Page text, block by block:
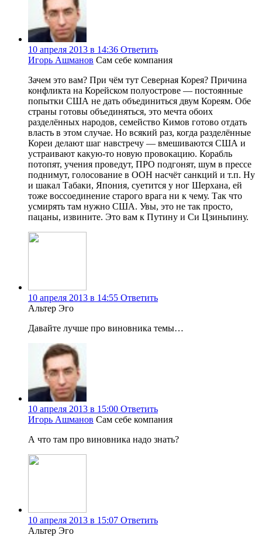
10 апреля 2013 в 14:36 Ответить
Игорь Ашманов Сам себе компания
Зачем это вам? При чём тут Северная Корея? Причина
конфликта на Корейском полуострове — постоянные
попытки США не дать объединиться двум Кореям. Обе
страны готовы объединяться, это мечта обоих
разделённых народов, семейство Кимов готово отдать
власть в этом случае. Но всякий раз, когда разделённые
Кореи делают шаг навстречу — вмешиваются США и
устраивают какую-то новую провокацию. Корабль
потопят, учения проведут, ПРО подгонят, шум в прессе
поднимут, голосование в ООН насчёт санкций и т.п. Ну
и шакал Табаки, Япония, суетится у ног Шерхана, ей
тоже воссоединение старого врага ни к чему. Так что
усмирять там нужно США. Увы, это не так просто,
пацаны, извините. Это вам к Путину и Си Цзиньпину.
10 апреля 2013 в 14:55 Ответить
Альтер Эго
Давайте лучше про виновника темы…
10 апреля 2013 в 15:00 Ответить
Игорь Ашманов Сам себе компания
А что там про виновника надо знать?
10 апреля 2013 в 15:07 Ответить
Альтер Эго